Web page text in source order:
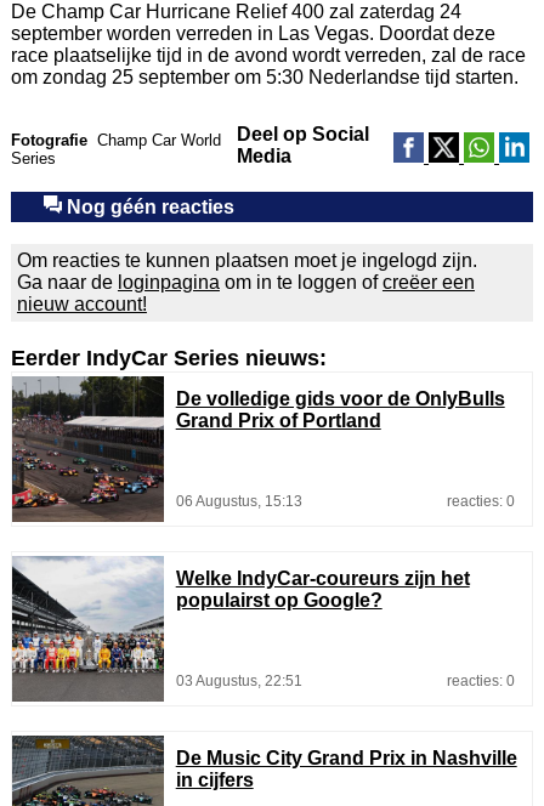
De Champ Car Hurricane Relief 400 zal zaterdag 24
september worden verreden in Las Vegas. Doordat deze
race plaatselijke tijd in de avond wordt verreden, zal de race
om zondag 25 september om 5:30 Nederlandse tijd starten.
Fotografie Champ Car World
Series
Deel op Social
Media
Nog géén reacties
Om reacties te kunnen plaatsen moet je ingelogd zijn.
Ga naar de loginpagina om in te loggen ofcreëer een
nieuw account!
Eerder IndyCar Series nieuws:
De volledige gids voor de OnlyBulls
Grand Prix of Portland
06 Augustus, 15:13 reacties: 0
Welke IndyCar-coureurs zijn het
populairst op Google?
03 Augustus, 22:51 reacties: 0
De Music City Grand Prix in Nashville
in cijfers